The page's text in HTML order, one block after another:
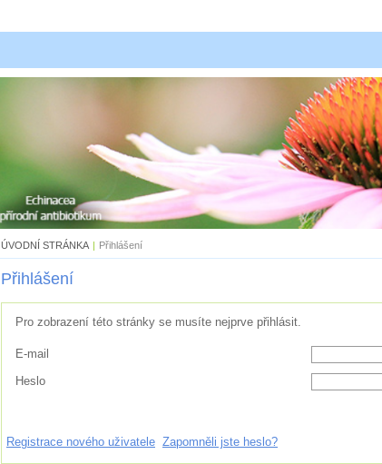
ÚVODNÍ STRÁNKA | Přihlášení
Přihlášení
Pro zobrazení této stránky se musíte nejprve přihlásit.
E-mail
Heslo
Registrace nového uživatele Zapomněli jste heslo?